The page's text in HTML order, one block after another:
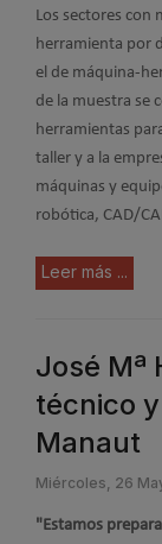
Los sectores con
herramienta por
el de máquina-
de la muestra se
herramientas
taller y a la
máquinas y
robótica, CAD/
Leer más ...
José Mª
técnico
Manaut
Miércoles, 26
"Estamos